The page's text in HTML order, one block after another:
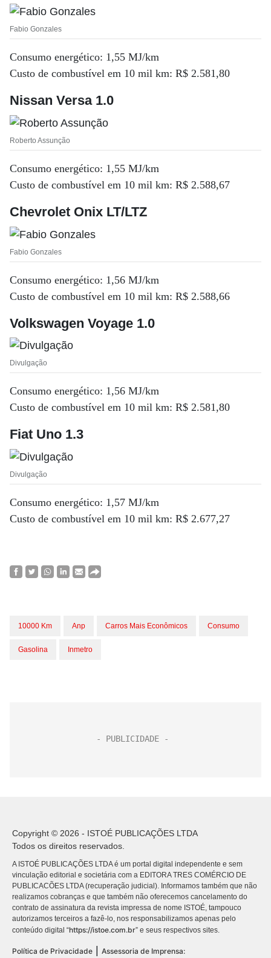
Fabio Gonzales
Consumo energético: 1,55 MJ/km
Custo de combustível em 10 mil km: R$ 2.581,80
Nissan Versa 1.0
Roberto Assunção
Consumo energético: 1,55 MJ/km
Custo de combustível em 10 mil km: R$ 2.588,67
Chevrolet Onix LT/LTZ
Fabio Gonzales
Consumo energético: 1,56 MJ/km
Custo de combustível em 10 mil km: R$ 2.588,66
Volkswagen Voyage 1.0
Divulgação
Consumo energético: 1,56 MJ/km
Custo de combustível em 10 mil km: R$ 2.581,80
Fiat Uno 1.3
Divulgação
Consumo energético: 1,57 MJ/km
Custo de combustível em 10 mil km: R$ 2.677,27
10000 Km Anp Carros Mais Econômicos Consumo
Gasolina Inmetro
Copyright © 2026 - ISTOÉ PUBLICAÇÕES LTDA
Todos os direitos reservados.
A ISTOÉ PUBLICAÇÕES LTDA é um portal digital independente e sem
vinculação editorial e societária com a EDITORA TRES COMÉRCIO DE
PUBLICACÕES LTDA (recuperação judicial). Informamos também que não
realizamos cobranças e que também não oferecemos cancelamento do
contrato de assinatura da revista impressa de nome ISTOÉ, tampouco
autorizamos terceiros a fazê-lo, nos responsabilizamos apenas pelo
conteúdo digital “https://istoe.com.br” e seus respectivos sites.
Política de Privacidade Assessoria de Imprensa: